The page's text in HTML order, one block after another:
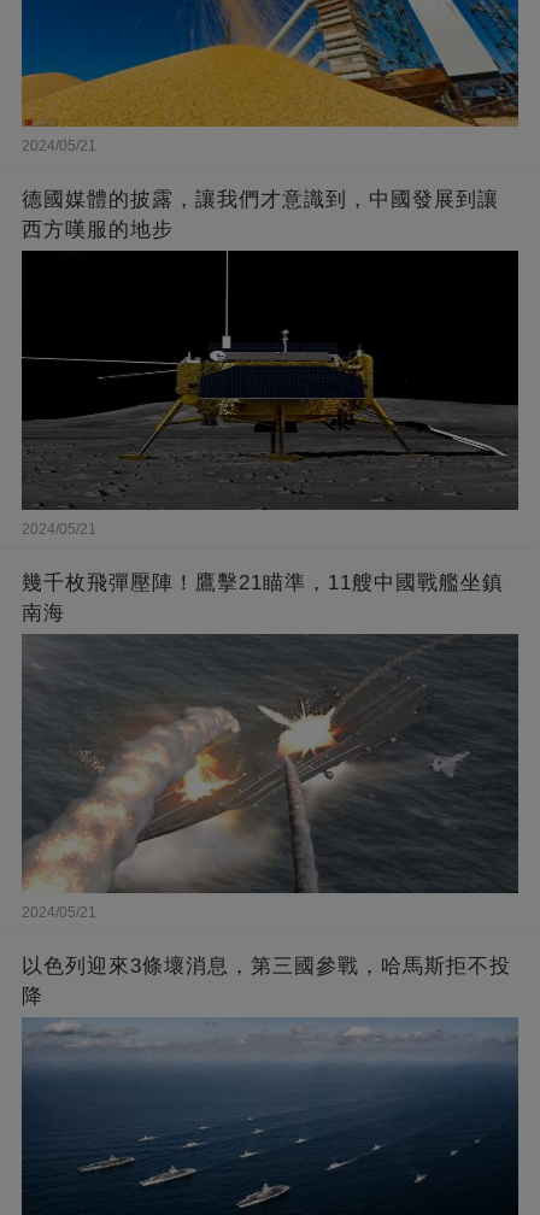
2024/05/21
德國媒體的披露，讓我們才意識到，中國發展到讓
西方嘆服的地步
2024/05/21
幾千枚飛彈壓陣！鷹擊21瞄準，11艘中國戰艦坐鎮
南海
2024/05/21
以色列迎來3條壞消息，第三國參戰，哈馬斯拒不投
降